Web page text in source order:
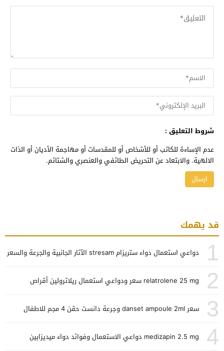
شروط التعليق :
عدم الإساءة للكاتب أو للأشخاص أو للمقدسات أو مهاجمة الأديان أو الذات
الالهية. والابتعاد عن التحريض الطائفي والعنصري والشتائم.
قد يهمك
1 دواعي استعمال دواء ستريزام stresam الآثار الجانبية والجرعة والسعر
2 relatrolene 25 mg سعر ودواعي استعمال ريلاترولين أقراص
3 سعر danset ampoule 2ml وجرعة دانست حقن 4 مجم للاطفال
4 medizapin 2.5 mg دواعي الاستعمال وفوائد دواء ميديزابين